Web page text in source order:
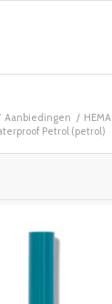
Aanbiedingen / HEMA
Petrol (petrol)